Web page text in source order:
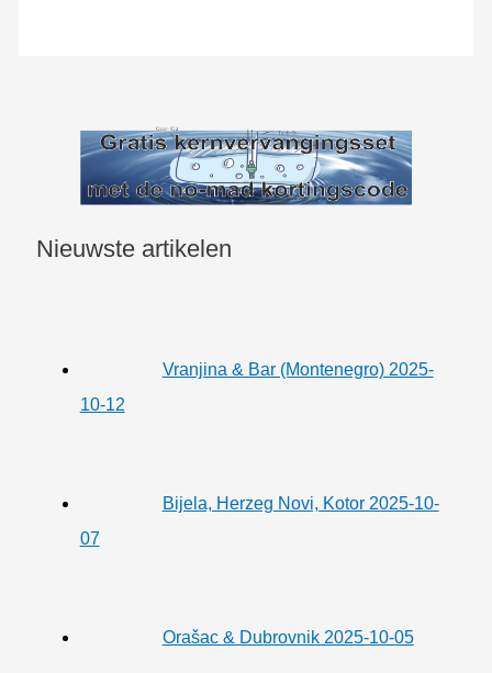
Nieuwste artikelen
Vranjina & Bar (Montenegro) 2025-
10-12
Bijela, Herzeg Novi, Kotor 2025-10-
07
Orašac & Dubrovnik 2025-10-05